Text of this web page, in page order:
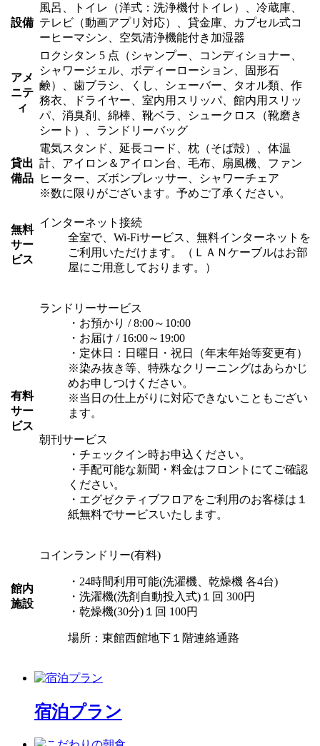
設備
風呂、トイレ（洋式：洗浄機付トイレ）、冷蔵庫、
テレビ（動画アプリ対応）、貸金庫、カプセル式コ
ーヒーマシン、空気清浄機能付き加湿器
アメ
ニテ
ィ
ロクシタン 5 点（シャンプー、コンディショナー、
シャワージェル、ボディーローション、固形石
鹸）、歯ブラシ、くし、シェーバー、タオル類、作
務衣、ドライヤー、室内用スリッパ、館内用スリッ
パ、消臭剤、綿棒、靴ベラ、シュークロス（靴磨き
シート）、ランドリーバッグ
貸出
備品
電気スタンド、延長コード、枕（そば殻）、体温
計、アイロン＆アイロン台、毛布、扇風機、ファン
ヒーター、ズボンプレッサー、シャワーチェア
※数に限りがございます。予めご了承ください。
無料
サー
ビス
インターネット接続
全室で、Wi-Fiサービス、無料インターネットを
ご利用いただけます。（ＬＡＮケーブルはお部
屋にご用意しております。）
有料
サー
ビス
ランドリーサービス
・お預かり / 8:00～10:00
・お届け / 16:00～19:00
・定休日：日曜日・祝日（年末年始等変更有）
※染み抜き等、特殊なクリーニングはあらかじ
めお申しつけください。
※当日の仕上がりに対応できないこともござい
ます。
朝刊サービス
・チェックイン時お申込ください。
・手配可能な新聞・料金はフロントにてご確認
ください。
・エグゼクティブフロアをご利用のお客様は１
紙無料でサービスいたします。
館内
施設
コインランドリー(有料)
・24時間利用可能(洗濯機、乾燥機 各4台)
・洗濯機(洗剤自動投入式)１回 300円
・乾燥機(30分)１回 100円
場所：東館西館地下１階連絡通路
宿泊プラン